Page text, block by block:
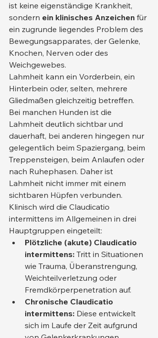
ist keine eigenständige Krankheit,
sondern ein klinisches Anzeichen für
ein zugrunde liegendes Problem des
Bewegungsapparates, der Gelenke,
Knochen, Nerven oder des
Weichgewebes.
Lahmheit kann ein Vorderbein, ein
Hinterbein oder, selten, mehrere
Gliedmaßen gleichzeitig betreffen.
Bei manchen Hunden ist die
Lahmheit deutlich sichtbar und
dauerhaft, bei anderen hingegen nur
gelegentlich beim Spaziergang, beim
Treppensteigen, beim Anlaufen oder
nach Ruhephasen. Daher ist
Lahmheit nicht immer mit einem
sichtbaren Hüpfen verbunden.
Klinisch wird die Claudicatio
intermittens im Allgemeinen in drei
Hauptgruppen eingeteilt:
Plötzliche (akute) Claudicatio
intermittens: Tritt in Situationen
wie Trauma, Überanstrengung,
Weichteilverletzung oder
Fremdkörperpenetration auf.
Chronische Claudicatio
intermittens: Diese entwickelt
sich im Laufe der Zeit aufgrund